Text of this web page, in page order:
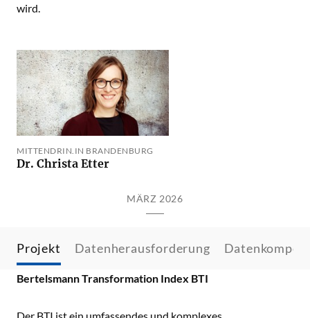
wird.
MITTENDRIN.IN BRANDENBURG
Dr. Christa Etter
MÄRZ 2026
Projekt Datenherausforderung
Bertelsmann Transformation Index BTI